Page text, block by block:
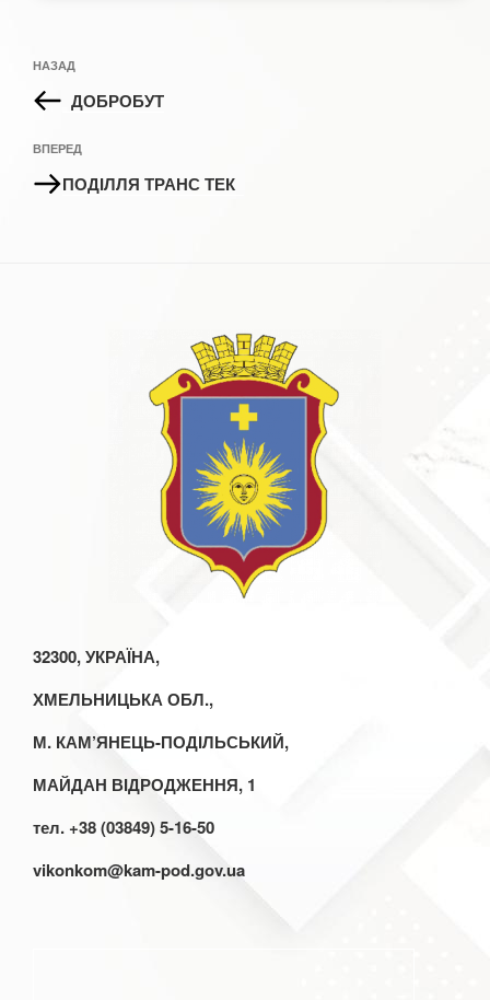
записів
Попередній
запис:
НАЗАД
ДОБРОБУТ
Наступний
запис
ВПЕРЕД
ПОДІЛЛЯ ТРАНС ТЕК
32300, УКРАЇНА,
ХМЕЛЬНИЦЬКА ОБЛ.,
М. КАМ’ЯНЕЦЬ-ПОДІЛЬСЬКИЙ,
МАЙДАН ВІДРОДЖЕННЯ, 1
тел. +38 (03849) 5-16-50
vikonkom@kam-pod.gov.ua